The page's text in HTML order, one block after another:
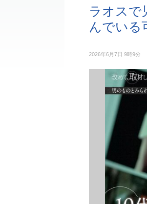
ラオスで
んでいる
2026年6月7日 9時9分